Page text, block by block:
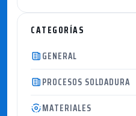
CATEGORÍAS
GENERAL
PROCESOS SOLDADURA
MATERIALES